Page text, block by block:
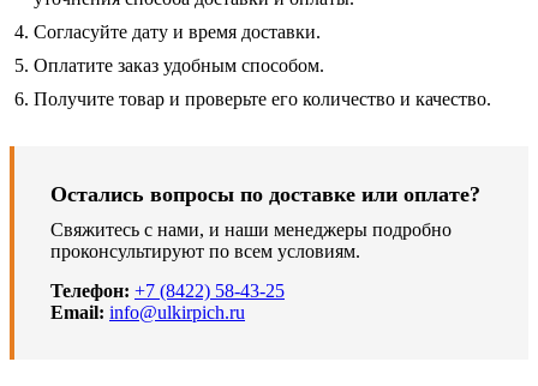
Согласуйте дату и время доставки.
Оплатите заказ удобным способом.
Получите товар и проверьте его количество и качество.
Остались вопросы по доставке или оплате?
Свяжитесь с нами, и наши менеджеры подробно
проконсультируют по всем условиям.
Телефон: +7 (8422) 58-43-25
Email: info@ulkirpich.ru